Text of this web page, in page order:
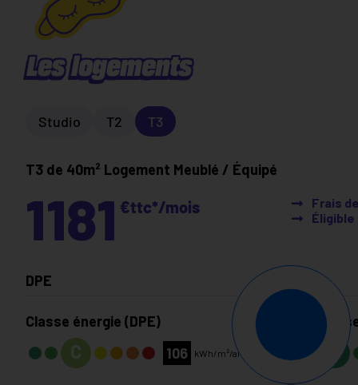
Les logements
Studio T2 T3
T3 de 40m² Logement Meublé / Équipé
1181€ttc*/mois
Frais
DPE
Classe énergie (DPE)
C 106 kWh/m²/an A